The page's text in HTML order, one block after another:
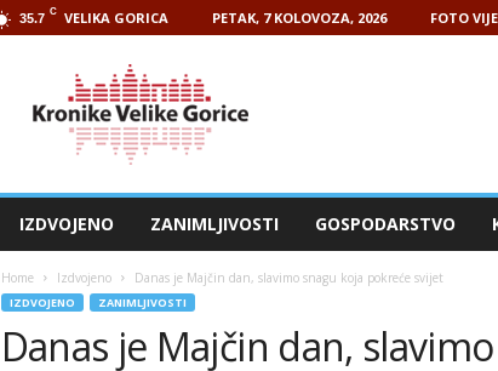
35.7 C VELIKA GORICA PETAK, 7 KOLOVOZA, 2026 FOTO
IZDVOJENO ZANIMLJIVOSTI GOSPODARSTVO
Home Izdvojeno Danas je Majčin dan, slavimo snagu koja pokreće svijet
IZDVOJENO ZANIMLJIVOSTI
Danas je Majčin dan,